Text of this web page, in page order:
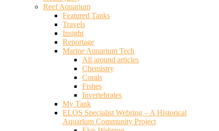
Reef Aquarium
Featured Tanks
Travels
Insight
Reportage
Marine Aquarium Tech
All around articles
Chemistry
Corals
Fishes
Invertebrates
My Tank
ELOS Specialist Webring – A Historical
Aquarium Community Project